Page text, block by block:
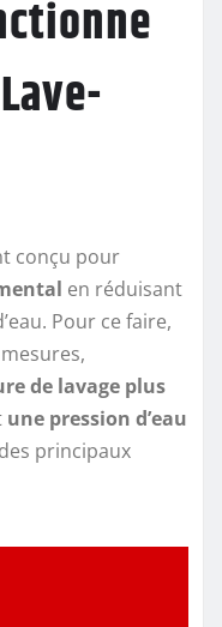
conçu pour
en réduisant
Pour ce faire,
de lavage plus
une pression d’eau
principaux